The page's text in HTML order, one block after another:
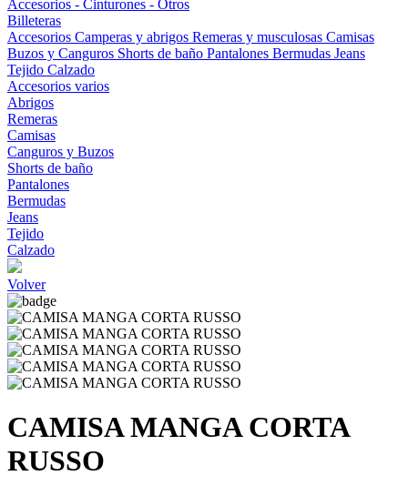
Accesorios - Cinturones - Otros
Billeteras
Accesorios Camperas y abrigos Remeras y musculosas Camisas
Buzos y Canguros Shorts de baño Pantalones Bermudas Jeans
Tejido Calzado
Accesorios varios
Abrigos
Remeras
Camisas
Canguros y Buzos
Shorts de baño
Pantalones
Bermudas
Jeans
Tejido
Calzado
Volver
CAMISA MANGA CORTA
RUSSO